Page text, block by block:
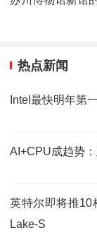
热点新闻
Intel最快明年第
AI+CPU成趋势
英特尔即将推10
Lake-S